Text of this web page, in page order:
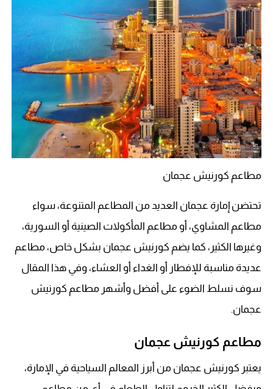
مطاعم كورنيش عجمان
تحتضن إمارة عجمان العديد من المطاعم المتنوعة، سواء
مطاعم المشاوي، أو مطاعم المأكولات الصينية أو السورية،
وغيرها الكثير، كما يضم كورنيش عجمان بشكل خاص، مطاعم
عديدة مناسبة للإفطار أو الغداء أو العشاء، وفي هذا المقال
سوف نسلط الضوء على أفضل وأشهر مطاعم كورنيش
عجمان.
مطاعم كورنيش عجمان
يعتبر كورنيش عجمان من أبرز المعالم السياحية في الإمارة،